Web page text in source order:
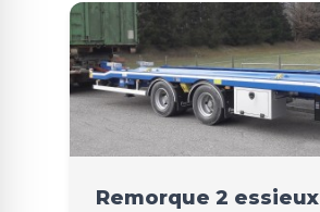
Remorque 2 essieux